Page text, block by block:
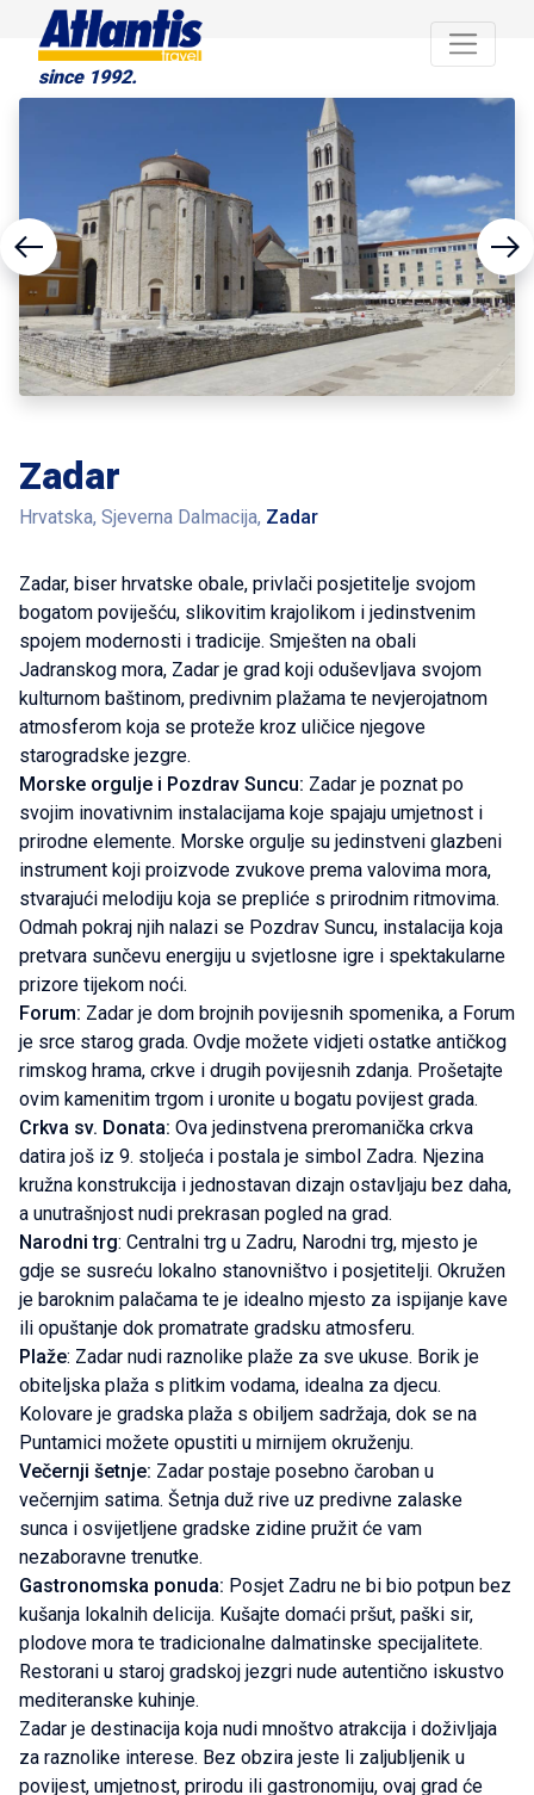
since 1992.
Zadar
Hrvatska, Sjeverna Dalmacija, Zadar
Zadar, biser hrvatske obale, privlači posjetitelje svojom
bogatom poviješću, slikovitim krajolikom i jedinstvenim
spojem modernosti i tradicije. Smješten na obali
Jadranskog mora, Zadar je grad koji oduševljava svojom
kulturnom baštinom, predivnim plažama te nevjerojatnom
atmosferom koja se proteže kroz uličice njegove
starogradske jezgre.
Morske orgulje i Pozdrav Suncu: Zadar je poznat po
svojim inovativnim instalacijama koje spajaju umjetnost i
prirodne elemente. Morske orgulje su jedinstveni glazbeni
instrument koji proizvode zvukove prema valovima mora,
stvarajući melodiju koja se prepliće s prirodnim ritmovima.
Odmah pokraj njih nalazi se Pozdrav Suncu, instalacija koja
pretvara sunčevu energiju u svjetlosne igre i spektakularne
prizore tijekom noći.
Forum: Zadar je dom brojnih povijesnih spomenika, a Forum
je srce starog grada. Ovdje možete vidjeti ostatke antičkog
rimskog hrama, crkve i drugih povijesnih zdanja. Prošetajte
ovim kamenitim trgom i uronite u bogatu povijest grada.
Crkva sv. Donata: Ova jedinstvena preromanička crkva
datira još iz 9. stoljeća i postala je simbol Zadra. Njezina
kružna konstrukcija i jednostavan dizajn ostavljaju bez daha,
a unutrašnjost nudi prekrasan pogled na grad.
Narodni trg: Centralni trg u Zadru, Narodni trg, mjesto je
gdje se susreću lokalno stanovništvo i posjetitelji. Okružen
je baroknim palačama te je idealno mjesto za ispijanje kave
ili opuštanje dok promatrate gradsku atmosferu.
Plaže: Zadar nudi raznolike plaže za sve ukuse. Borik je
obiteljska plaža s plitkim vodama, idealna za djecu.
Kolovare je gradska plaža s obiljem sadržaja, dok se na
Puntamici možete opustiti u mirnijem okruženju.
Večernji šetnje: Zadar postaje posebno čaroban u
večernjim satima. Šetnja duž rive uz predivne zalaske
sunca i osvijetljene gradske zidine pružit će vam
nezaboravne trenutke.
Gastronomska ponuda: Posjet Zadru ne bi bio potpun bez
kušanja lokalnih delicija. Kušajte domaći pršut, paški sir,
plodove mora te tradicionalne dalmatinske specijalitete.
Restorani u staroj gradskoj jezgri nude autentično iskustvo
mediteranske kuhinje.
Zadar je destinacija koja nudi mnoštvo atrakcija i doživljaja
za raznolike interese. Bez obzira jeste li zaljubljenik u
povijest, umjetnost, prirodu ili gastronomiju, ovaj grad će